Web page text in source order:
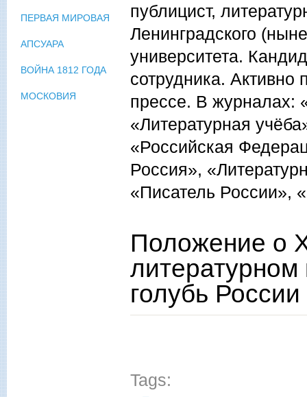
публицист,
Ленинградского
университета.
сотрудника. Активно
прессе. В журналах:
«Литературная
«Российская
Россия»,
«Писатель России»,
Положение о
голубь
Tags:
ПЕРВАЯ МИРОВАЯ
АПСУАРА
ВОЙНА 1812 ГОДА
МОСКОВИЯ